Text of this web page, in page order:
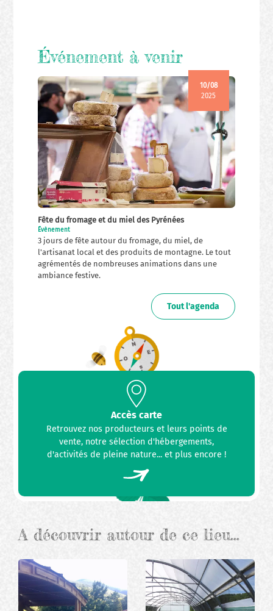
Événement à venir
10/08
2025
Fête du fromage et du miel des Pyrénées
Évènement
3 jours de fête autour du fromage, du miel, de
l'artisanat local et des produits de montagne. Le tout
agrémentés de nombreuses animations dans une
ambiance festive.
Tout l'agenda
Accès carte
Retrouvez nos producteurs et leurs points de
vente, notre sélection d'hébergements,
d'activités de pleine nature... et plus encore !
A découvrir autour de ce lieu…